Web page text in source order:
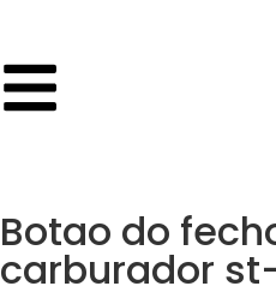
Botao do
carburador